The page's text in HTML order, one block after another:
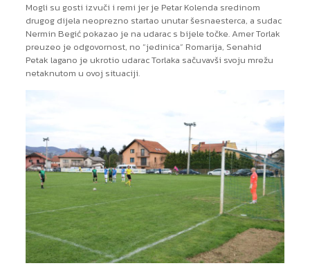
Mogli su gosti izvuči i remi jer je Petar Kolenda sredinom
drugog dijela neoprezno startao unutar šesnaesterca, a sudac
Nermin Begić pokazao je na udarac s bijele točke. Amer Torlak
preuzeo je odgovornost, no “jedinica” Romarija, Senahid
Petak lagano je ukrotio udarac Torlaka sačuvavši svoju mrežu
netaknutom u ovoj situaciji.